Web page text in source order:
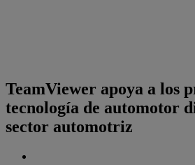
TeamViewer apoya a los
tecnología de automotor
sector automotriz